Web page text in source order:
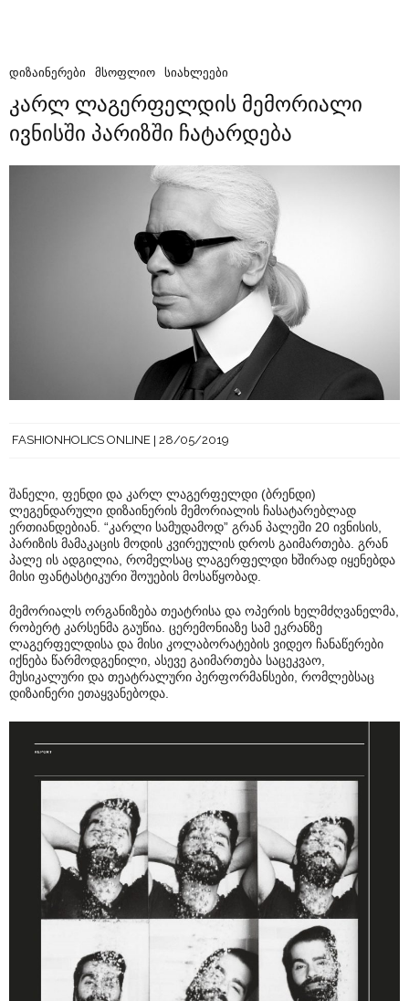
ᲓᲘᲖᲐᲘᲜᲔᲠᲔᲑᲘ ᲛᲡᲝᲤᲚᲘᲝ ᲡᲘᲐᲮᲚᲔᲔᲑᲘ
კარლ ლაგერფელდის მემორიალი
ივნისში პარიზში ჩატარდება
FASHIONHOLICS ONLINE 28/05/2019
შანელი, ფენდი და კარლ ლაგერფელდი (ბრენდი)
ლეგენდარული დიზაინერის მემორიალის ჩასატარებლად
ერთიანდებიან. “კარლი სამუდამოდ” გრან პალეში 20 ივნისის,
პარიზის მამაკაცის მოდის კვირეულის დროს გაიმართება. გრან
პალე ის ადგილია, რომელსაც ლაგერფელდი ხშირად იყენებდა
მისი ფანტასტიკური შოუების მოსაწყობად.
მემორიალს ორგანიზება თეატრისა და ოპერის ხელმძღვანელმა,
რობერტ კარსენმა გაუწია. ცერემონიაზე სამ ეკრანზე
ლაგერფელდისა და მისი კოლაბორატების ვიდეო ჩანაწერები
იქნება წარმოდგენილი, ასევე გაიმართება საცეკვაო,
მუსიკალური და თეატრალური პერფორმანსები, რომლებსაც
დიზაინერი ეთაყვანებოდა.